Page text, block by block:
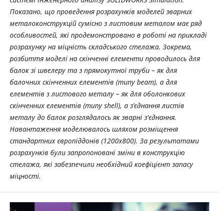
Показано, що проведення розрахунків моделей зварних
металоконструкцій сумісно з листовим металом має ряд
особливостей, які продемонстровано в роботі на прикладі
розрахунку на міцність складського стелажа. Зокрема,
розбиття моделі на скінченні елементи проводилось для
балок зі швелеру та з прямокутної труби – як для
балочних скінченних елементів (типу beam), а для
елементів з листового металу – як для оболонкових
скінченних елементів (типу shell), а з’єднання листів
металу до балок розглядалось як зварні з'єднання.
Навантаження моделювалось шляхом розміщення
стандартних європіддонів (1200х800). За результатами
розрахунків були запропоновані зміни в конструкцію
стелажа, які забезпечили необхідний коефіцієнт запасу
міцності.